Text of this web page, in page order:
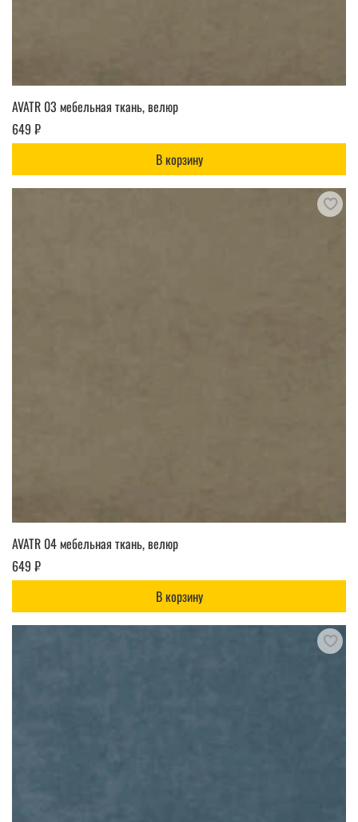
AVATR 03 мебельная ткань, велюр
649 ₽
В корзину
AVATR 04 мебельная ткань, велюр
649 ₽
В корзину